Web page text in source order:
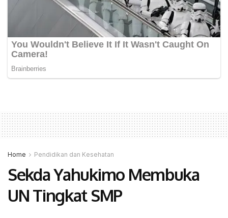
Home Pendidikan dan Kesehatan
Sekda Yahukimo Membuka
UN Tingkat SMP